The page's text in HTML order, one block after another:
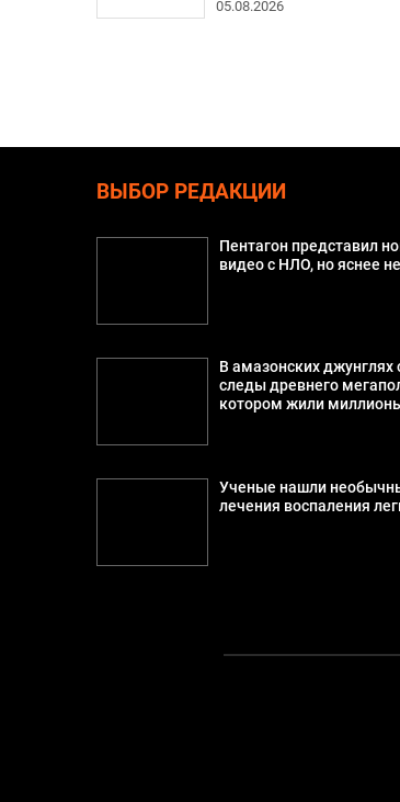
05.08.2026
ВЫБОР РЕДАКЦИИ
Пентагон представил
видео с НЛО, но яснее
В амазонских джунглях
следы древнего
котором жили
Ученые нашли
лечения воспаления